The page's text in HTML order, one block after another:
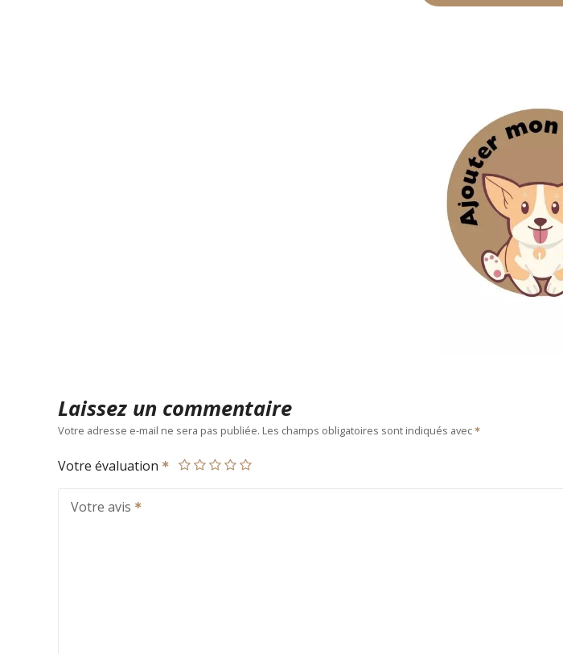
Laissez un commentaire
Votre adresse e-mail ne sera pas publiée. Les champs obligatoires sont indiqués avec
Votre évaluation
Votre avis